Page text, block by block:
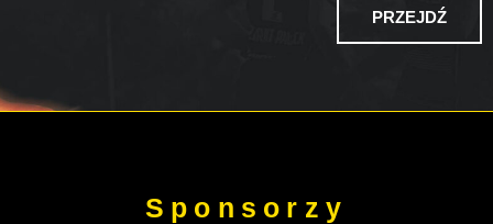
PRZEJDŹ
Sponsorzy